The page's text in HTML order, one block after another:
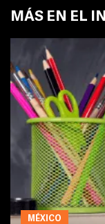
MÁS EN EL
MÉXICO